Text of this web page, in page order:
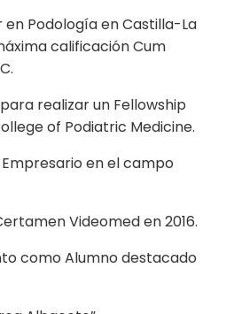
Podología en Castilla-La
calificación Cum
realizar un Fellowship
of Podiatric Medicine.
en el campo
Videomed en 2016.
como Alumno destacado